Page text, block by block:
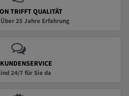
TRIFFT QUALITÄT
25 Jahre Erfahrung
24/7 für Sie da